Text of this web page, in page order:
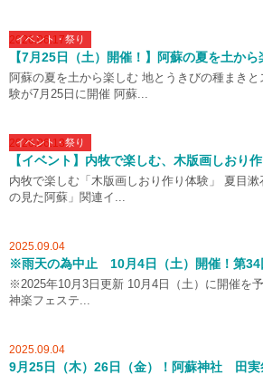
イベント・祭り
2026.06.17
【7月25日（土）開催！】阿蘇の夏を土か
阿蘇の夏を土から楽しむ 地とうきびの種まき
験が7月25日に開催 阿蘇...
イベント・祭り
2026.06.13
【イベント】内牧で楽しむ、木版画しおり
内牧で楽しむ「木版画しおり作り体験」 夏目
の見た阿蘇」関連イ...
2025.09.04
※雨天の為中止 10月4日（土）開催！第34
※2025年10月3日更新 10月4日（土）に開催を
神楽フェステ...
2025.09.04
9月25日（木）26日（金）！阿蘇神社 田実